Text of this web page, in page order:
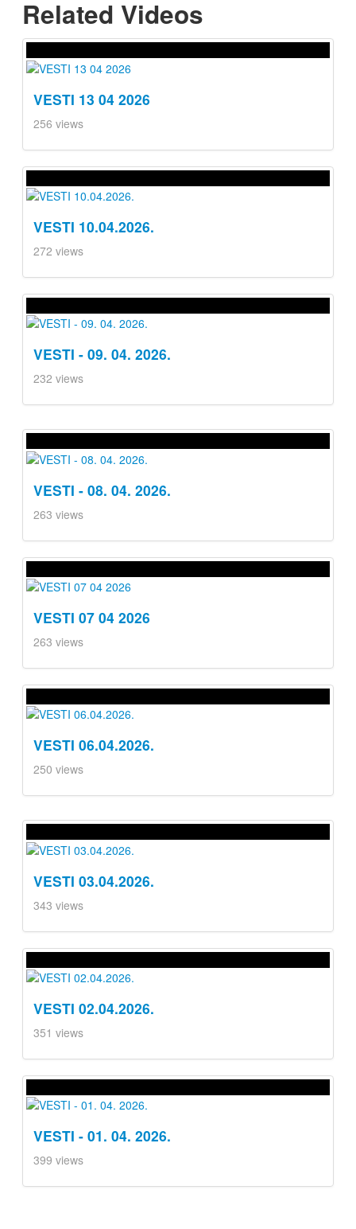
Related Videos
VESTI 13 04 2026
256 views
VESTI 10.04.2026.
272 views
VESTI - 09. 04. 2026.
232 views
VESTI - 08. 04. 2026.
263 views
VESTI 07 04 2026
263 views
VESTI 06.04.2026.
250 views
VESTI 03.04.2026.
343 views
VESTI 02.04.2026.
351 views
VESTI - 01. 04. 2026.
399 views